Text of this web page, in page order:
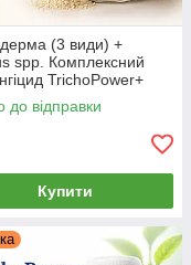
(3 види) +
spp. Комплексний
TrichoPower+
10 г
до відправки
Купити